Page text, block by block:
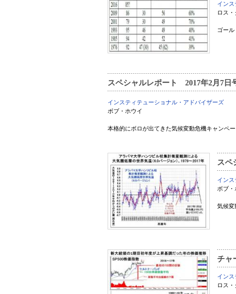
イン
ロス
ゴー
スペシャルレポート 2017年2月7
インスティテューショナル・アドバイザーズ
ボブ・ホウイ
本格的にボロが出てきた気候変動危機キャンペ
スペ
イン
ボブ・
気候変
チャ
イン
ロス